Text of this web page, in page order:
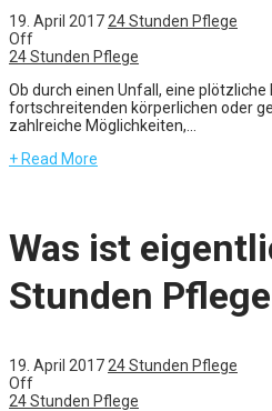
19. April 2017 24 Stunden Pflege
Off
24 Stunden Pflege
Ob durch einen Unfall, eine
fortschreitenden körperlichen oder
zahlreiche Möglichkeiten,...
+ Read More
Was ist
Stunden Pflege
19. April 2017 24 Stunden Pflege
Off
24 Stunden Pflege